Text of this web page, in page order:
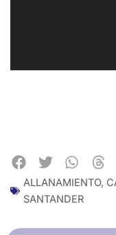
ALLANAMIENTO,
SANTANDER